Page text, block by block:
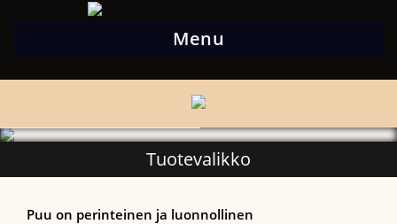
Menu
Tuotevalikko
Puu on perinteinen ja luonnollinen